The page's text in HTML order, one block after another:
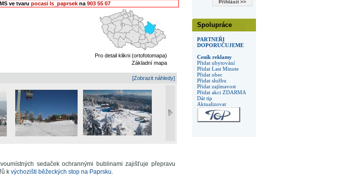
Spolupráce
PARTNEŘI
DOPORUČUJEME
Ceník reklamy
Přidat ubytování
Přidat Last Minute
Přidat obec
Přidat službu
Přidat zajímavost
Přidat akci ZDARMA
Dát tip
Aktualizovat
ve tvaru pocasi ls_paprsekna 903 55 07
Pro detail klikni (ortofotomapa)
Základní mapa
[Zobrazit náhledy]
sedaček ochrannými bublinami zajišťuje přepravu
k výchozišti běžeckých stop na Paprsku.